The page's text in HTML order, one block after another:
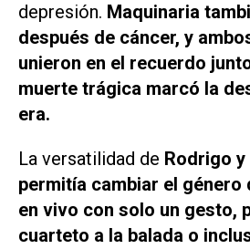
depresión. Maquinaria
después de cáncer, y
unieron en el recuerdo
muerte trágica marcó la
era.
La versatilidad de Rodrigo
permitía cambiar el género
en vivo con solo un gesto,
cuarteto a la balada o